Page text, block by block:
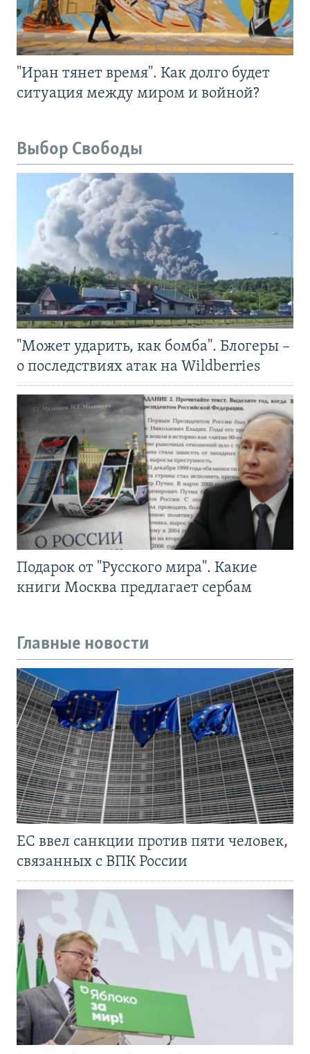
"Иран тянет время". Как долго будет
ситуация между миром и войной?
Выбор Свободы
"Может ударить, как бомба". Блогеры –
о последствиях атак на Wildberries
Подарок от "Русского мира". Какие
книги Москва предлагает сербам
Главные новости
ЕС ввел санкции против пяти человек,
связанных с ВПК России